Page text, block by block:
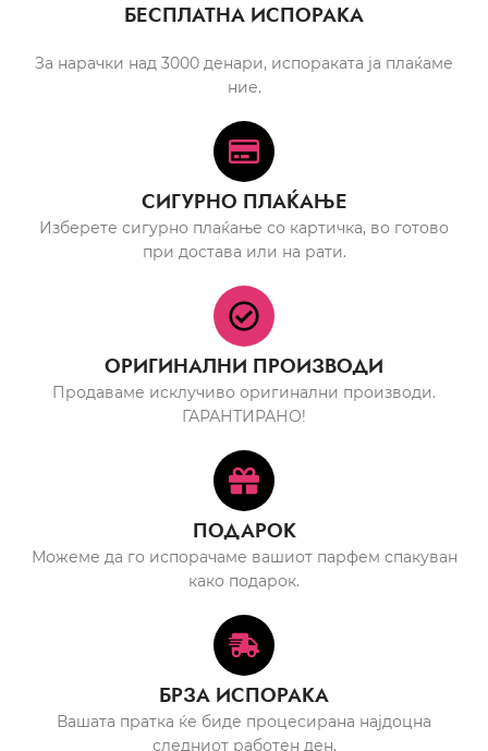
БЕСПЛАТНА ИСПОРАКА
За нарачки над 3000 денари, испораката ја плаќаме
ние.
СИГУРНО ПЛАЌАЊЕ
Изберете сигурно плаќање со картичка, во готово
при достава или на рати.
ОРИГИНАЛНИ ПРОИЗВОДИ
Продаваме исклучиво оригинални производи.
ГАРАНТИРАНО!
ПОДАРОК
Можеме да го испорачаме вашиот парфем спакуван
како подарок.
БРЗА ИСПОРАКА
Вашата пратка ќе биде процесирана најдоцна
следниот работен ден.